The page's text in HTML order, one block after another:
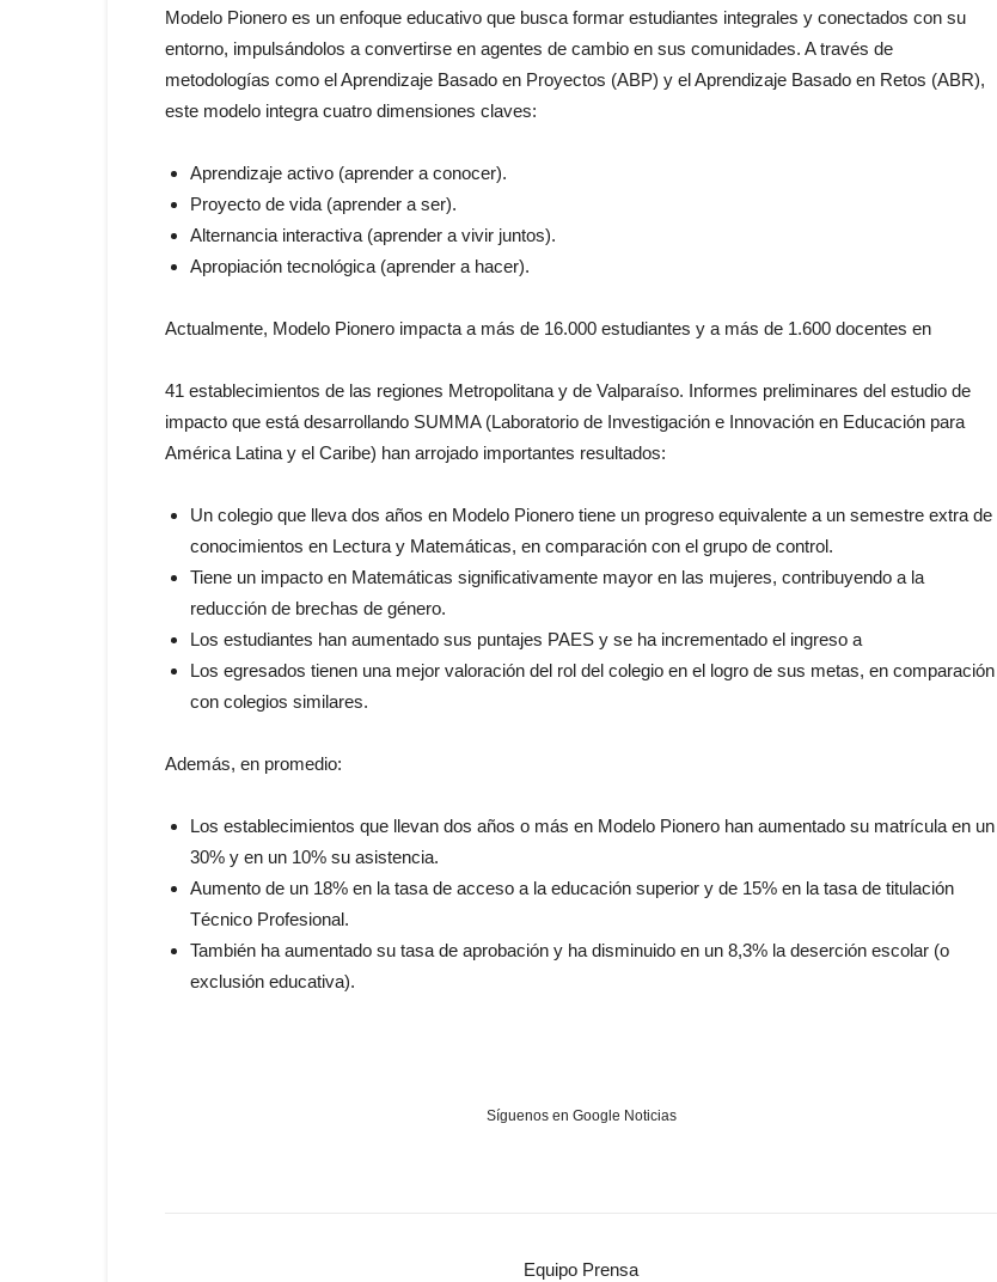
Modelo Pionero es un enfoque educativo que busca formar estudiantes integrales y conectados con su
entorno, impulsándolos a convertirse en agentes de cambio en sus comunidades. A través de
metodologías como el Aprendizaje Basado en Proyectos (ABP) y el Aprendizaje Basado en Retos (ABR),
este modelo integra cuatro dimensiones claves:
Aprendizaje activo (aprender a conocer).
Proyecto de vida (aprender a ser).
Alternancia interactiva (aprender a vivir juntos).
Apropiación tecnológica (aprender a hacer).
Actualmente, Modelo Pionero impacta a más de 16.000 estudiantes y a más de 1.600 docentes en
41 establecimientos de las regiones Metropolitana y de Valparaíso. Informes preliminares del estudio de
impacto que está desarrollando SUMMA (Laboratorio de Investigación e Innovación en Educación para
América Latina y el Caribe) han arrojado importantes resultados:
Un colegio que lleva dos años en Modelo Pionero tiene un progreso equivalente a un semestre extra de
conocimientos en Lectura y Matemáticas, en comparación con el grupo de control.
Tiene un impacto en Matemáticas significativamente mayor en las mujeres, contribuyendo a la
reducción de brechas de género.
Los estudiantes han aumentado sus puntajes PAES y se ha incrementado el ingreso a
Los egresados tienen una mejor valoración del rol del colegio en el logro de sus metas, en comparación
con colegios similares.
Además, en promedio:
Los establecimientos que llevan dos años o más en Modelo Pionero han aumentado su matrícula en un
30% y en un 10% su asistencia.
Aumento de un 18% en la tasa de acceso a la educación superior y de 15% en la tasa de titulación
Técnico Profesional.
También ha aumentado su tasa de aprobación y ha disminuido en un 8,3% la deserción escolar (o
exclusión educativa).
Síguenos en Google Noticias
Equipo Prensa